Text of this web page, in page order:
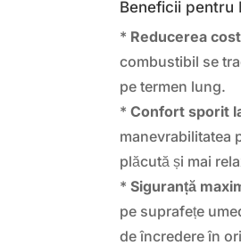
Beneficii pentru
* Reducerea
combustibil se
pe termen lung.
*Confort sporit
manevrabilitatea
plăcută și mai
*Siguranță
pe suprafețe
de încredere în